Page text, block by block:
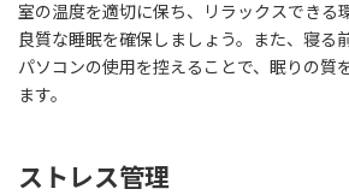
室の温度を適切に保ち、リラックスできる
良質な睡眠を確保しましょう。また、寝る
パソコンの使用を控えることで、眠りの質
ます。
ストレス管理